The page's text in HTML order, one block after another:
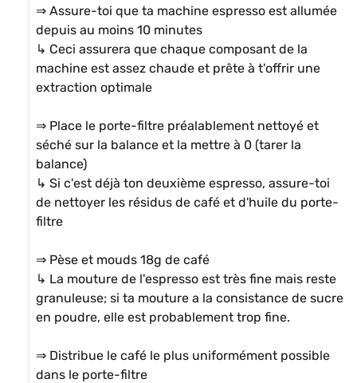
⇒ Assure-toi que ta machine espresso est allumée
depuis au moins 10 minutes
↳ Ceci assurera que chaque composant de la
machine est assez chaude et prête à t'offrir une
extraction optimale
⇒ Place le porte-filtre préalablement nettoyé et
séché sur la balance et la mettre à 0 (tarer la
balance)
↳ Si c'est déjà ton deuxième espresso, assure-toi
de nettoyer les résidus de café et d'huile du porte-
filtre
⇒ Pèse et mouds 18g de café
↳ La mouture de l'espresso est très fine mais reste
granuleuse; si ta mouture a la consistance de sucre
en poudre, elle est probablement trop fine.
⇒ Distribue le café le plus uniformément possible
dans le porte-filtre